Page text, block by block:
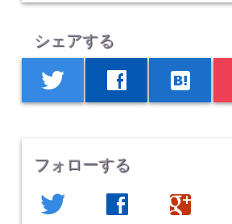
シェアする
twitter facebook hatenabookmark
フォローする
twitter facebook google